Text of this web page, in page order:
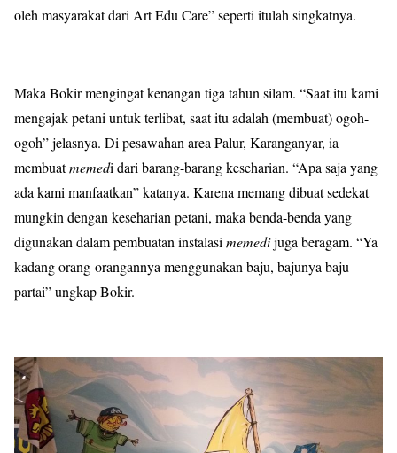
oleh masyarakat dari Art Edu Care” seperti itulah singkatnya.
Maka Bokir mengingat kenangan tiga tahun silam. “Saat itu kami
mengajak petani untuk terlibat, saat itu adalah (membuat) ogoh-
ogoh” jelasnya. Di pesawahan area Palur, Karanganyar, ia
membuatmemedi dari barang-barang keseharian. “Apa saja yang
ada kami manfaatkan” katanya. Karena memang dibuat sedekat
mungkin dengan keseharian petani, maka benda-benda yang
digunakan dalam pembuatan instalasi memedijuga beragam. “Ya
kadang orang-orangannya menggunakan baju, bajunya baju
partai” ungkap Bokir.